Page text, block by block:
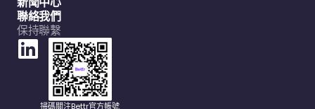
聯絡我們
保持聯繫
掃碼關注Bettr官方帳號